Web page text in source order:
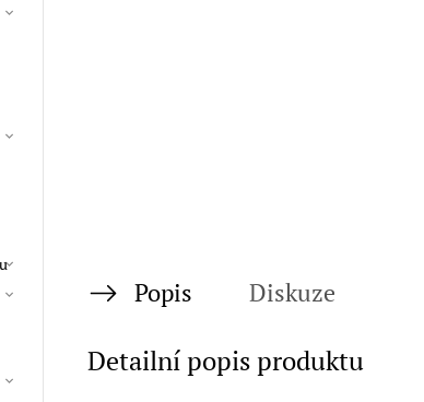
Popis Diskuze
Detailní popis produktu